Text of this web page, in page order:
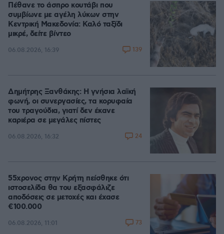
Πέθανε το άσπρο κουτάβι που
συμβίωνε με αγέλη λύκων στην
Κεντρική Μακεδονία: Καλό ταξίδι
μικρέ, δείτε βίντεο
06.08.2026, 16:39 139
Δημήτρης Ξανθάκης: Η γνήσια λαϊκή
φωνή, οι συνεργασίες, τα κορυφαία
του τραγούδια, γιατί δεν έκανε
καριέρα σε μεγάλες πίστες
06.08.2026, 16:32 24
55χρονος στην Κρήτη πείσθηκε ότι
ιστοσελίδα θα του εξασφάλιζε
αποδόσεις σε μετοχές και έχασε
€100.000
06.08.2026, 11:01 73